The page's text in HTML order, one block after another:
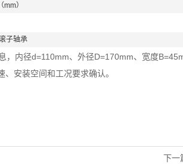
mm）
子轴承
，内径d=110mm、外径D=170mm、宽度
安装空间和工况要求确认。
下一